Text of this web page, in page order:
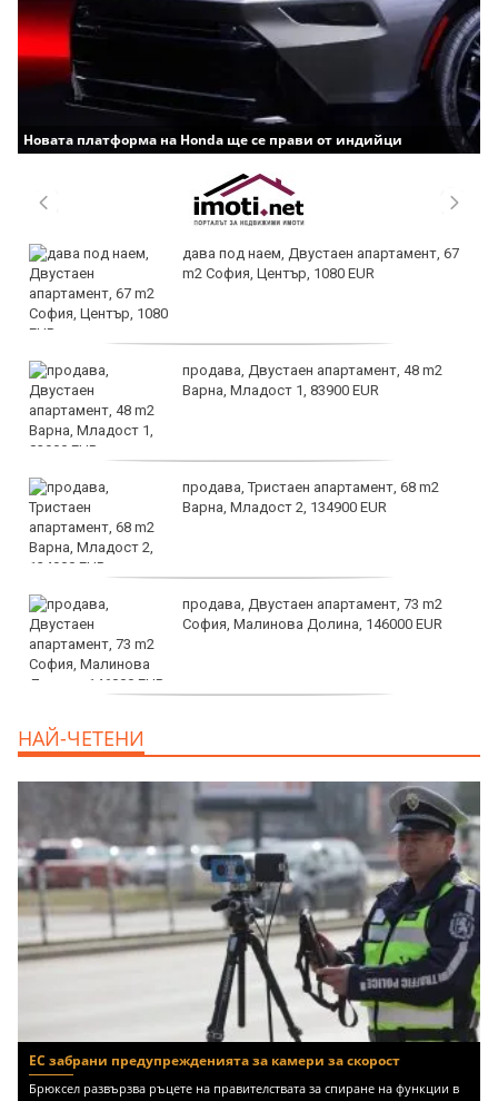
Новата платформа на Honda ще се прави от индийци
дава под наем, Двустаен апартамент, 67
m2 София, Център, 1080 EUR
продава, Двустаен апартамент, 48 m2
Варна, Младост 1, 83900 EUR
продава, Тристаен апартамент, 68 m2
Варна, Младост 2, 134900 EUR
продава, Двустаен апартамент, 73 m2
София, Малинова Долина, 146000 EUR
НАЙ-ЧЕТЕНИ
ЕС забрани предупрежденията за камери за скорост
Брюксел развързва ръцете на правителствата за спиране на функции в